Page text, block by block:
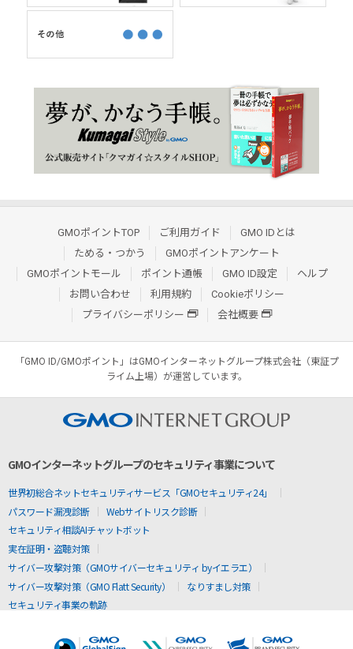
GMOポイントTOP ご利用ガイド
GMO IDとは
ためる・つかう
GMOポイントアンケート
GMOポイントモール
ポイント通帳 GMO ID設定
ヘルプ
お問い合わせ
利用規約
Cookieポリシー
プライバシーポリシー
会社概要
「GMO ID/GMOポイント」はGMOインターネットグループ株式会社（東証プ
ライム上場）が運営しています。
GMOインターネットグループのセキュリティ事業について
世界初総合ネットセキュリティサービス「GMOセキュリティ24」
パスワード漏洩診断
Webサイトリスク診断
セキュリティ相談AIチャットボット
実在証明・盗聴対策
サイバー攻撃対策（GMOサイバーセキュリティ byイエラエ）
サイバー攻撃対策（GMO Flatt Security）
なりすまし対策
セキュリティ事業の軌跡